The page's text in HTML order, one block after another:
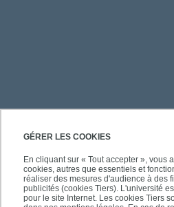
GÉRER LES COOKIES
En cliquant sur « Tout accepter », vous
cookies, autres que essentiels et
réaliser des mesures d'audience à des
publicités (cookies Tiers). L'université
pour le site Internet. Les cookies Tiers
PRATIQUE
ACCÈS RAPIDES